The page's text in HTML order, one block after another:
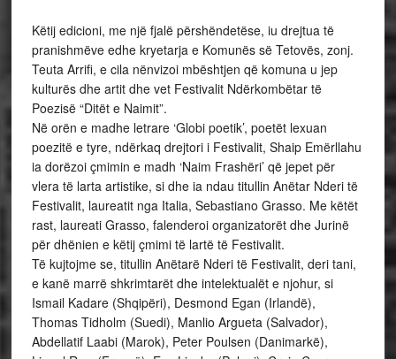
Këtij edicioni, me një fjalë përshëndetëse, iu drejtua të
pranishmëve edhe kryetarja e Komunës së Tetovës, zonj.
Teuta Arrifi, e cila nënvizoi mbështjen që komuna u jep
kulturës dhe artit dhe vet Festivalit Ndërkombëtar të
Poezisë “Ditët e Naimit”.
Në orën e madhe letrare ‘Globi poetik’, poetët lexuan
poezitë e tyre, ndërkaq drejtori i Festivalit, Shaip Emërllahu
ia dorëzoi çmimin e madh ‘Naim Frashëri’ që jepet për
vlera të larta artistike, si dhe ia ndau titullin Anëtar Nderi të
Festivalit, laureatit nga Italia, Sebastiano Grasso. Me këtët
rast, laureati Grasso, falenderoi organizatorët dhe Jurinë
për dhënien e këtij çmimi të lartë të Festivalit.
Të kujtojme se, titullin Anëtarë Nderi të Festivalit, deri tani,
e kanë marrë shkrimtarët dhe intelektualët e njohur, si
Ismail Kadare (Shqipëri), Desmond Egan (Irlandë),
Thomas Tidholm (Suedi), Manlio Argueta (Salvador),
Abdellatif Laabi (Marok), Peter Poulsen (Danimarkë),